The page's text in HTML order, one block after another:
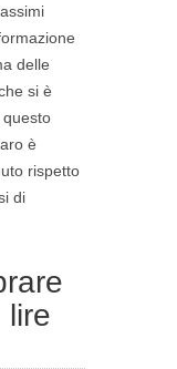
delle
si è
è
rispetto
di
lire